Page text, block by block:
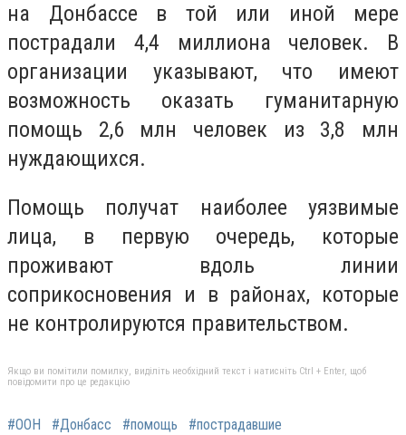
на Донбассе в той или иной мере
пострадали 4,4 миллиона человек. В
организации указывают, что имеют
возможность оказать гуманитарную
помощь 2,6 млн человек из 3,8 млн
нуждающихся.
Помощь получат наиболее уязвимые
лица, в первую очередь, которые
проживают вдоль линии
соприкосновения и в районах, которые
не контролируются правительством.
Якщо ви помітили помилку, виділіть необхідний текст і натисніть Ctrl + Enter, щоб
повідомити про це редакцію
#ООН #Донбасс #помощь #пострадавшие